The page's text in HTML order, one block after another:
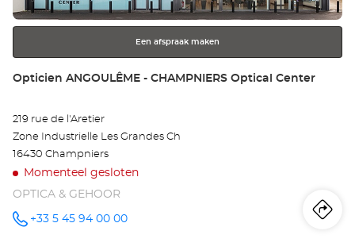
voor
meer
Een afspraak maken
Winkel:
Opticien ANGOULÊME - CHAMPNIERS Optical Center
219 rue de l'Aretier
Zone Industrielle Les Grandes Ch
16430 Champniers
Momenteel gesloten
OPTICA & GEHOOR
telefoonnummer
+33 5 45 94 00 00